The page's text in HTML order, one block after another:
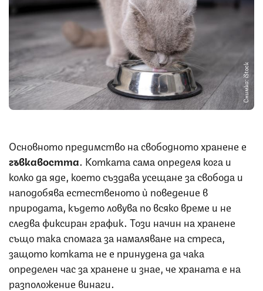
Снимка: iStock
Основното предимство на свободното хранене е
гъвкавостта. Котката сама определя кога и
колко да яде, което създава усещане за свобода и
наподобява естественото ѝ поведение в
природата, където ловува по всяко време и не
следва фиксиран график. Този начин на хранене
също така спомага за намаляване на стреса,
защото котката не е принудена да чака
определен час за хранене и знае, че храната е на
разположение винаги.